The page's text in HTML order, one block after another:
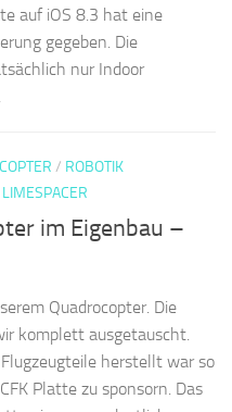
auf iOS 8.3 hat eine
gegeben. Die
nur Indoor
/ ROBOTIK
LIMESPACER
im Eigenbau –
Quadrocopter. Die
komplett ausgetauscht.
herstellt war so
Platte zu sponsorn. Das